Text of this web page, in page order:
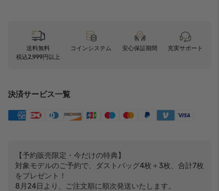
送料無料
税込2,999円以上
コインシステム 安心保証期間 充実サポート
決済サービス一覧
【予約販売限定・今だけの特典】
対象モデルのご予約で、ダストバッグ4枚＋3枚、合計7枚
をプレゼント！
8月24日より、ご注文順に順次発送いたします。